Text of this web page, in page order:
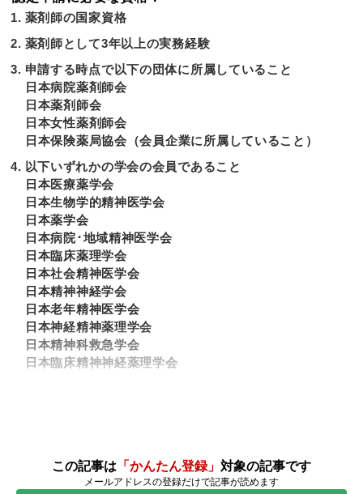
薬剤師の国家資格
薬剤師として3年以上の実務経験
申請する時点で以下の団体に所属していること
日本病院薬剤師会
日本薬剤師会
日本女性薬剤師会
日本保険薬局協会（会員企業に所属していること）
以下いずれかの学会の会員であること
日本医療薬学会
日本生物学的精神医学会
日本薬学会
日本病院･地域精神医学会
日本臨床薬理学会
日本社会精神医学会
日本精神神経学会
日本老年精神医学会
日本神経精神薬理学会
日本精神科救急学会
日本臨床精神神経薬理学会
この記事は 「かんたん登録」 対象の記事です
メールアドレスの登録だけで記事が読めます